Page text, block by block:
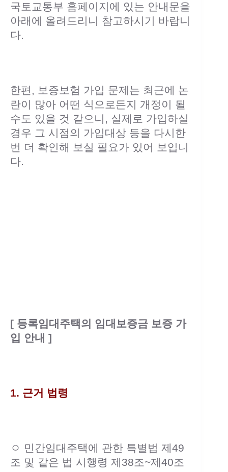
국토교통부 홈페이지에 있는 안내문을
아래에 올려드리니 참고하시기 바랍니
다.
한편, 보증보험 가입 문제는 최근에 논
란이 많아 어떤 식으로든지 개정이 될
수도 있을 것 같으니, 실제로 가입하실
경우 그 시점의 가입대상 등을 다시한
번 더 확인해 보실 필요가 있어 보입니
다.
[ 등록임대주택의 임대보증금 보증 가
입 안내 ]
1. 근거 법령
ㅇ 민간임대주택에 관한 특별법 제49
조 및 같은 법 시행령 제38조~제40조